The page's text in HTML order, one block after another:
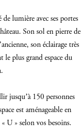
lumière avec ses portes
Son sol en pierre de
son éclairage très
le plus grand espace du
jusqu’à 150 personnes
est aménageable en
U » selon vos besoins.